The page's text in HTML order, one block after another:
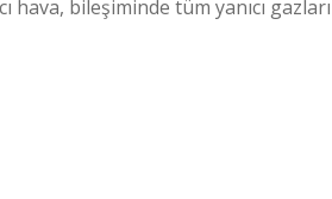
hava, bileşiminde tüm yanıcı